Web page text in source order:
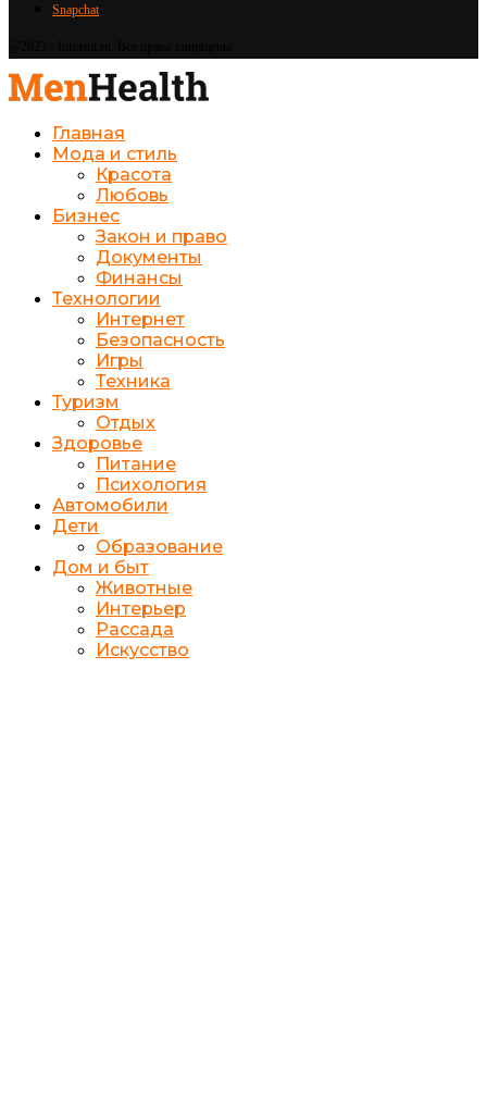
Snapchat
Главная
Мода и стиль
Красота
Любовь
Бизнес
Закон и право
Документы
Финансы
Технологии
Интернет
Безопасность
Игры
Техника
Туризм
Отдых
Здоровье
Питание
Психология
Автомобили
Дети
Образование
Дом и быт
Животные
Интерьер
Рассада
Искусство